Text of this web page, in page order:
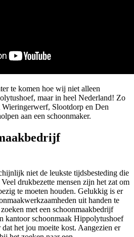
te komen hoe wij niet alleen
maar in heel Nederland! Zo
Slootdorp en Den
aan een schoonmaker.
niet de leukste tijdsbesteding die
drukbezette mensen zijn het zat om
te moeten houden. Gelukkig is er
uit handen te
met een schoonmaakbedrijf
kantoor schoonmaak Hippolytushoef
het jou moeite kost. Aangezien er